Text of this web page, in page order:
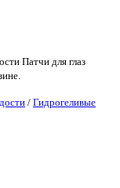
Патчи для глаз
/ Гидрогеливые